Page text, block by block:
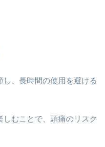
、長時間の使用を避ける
むことで、頭痛のリスク